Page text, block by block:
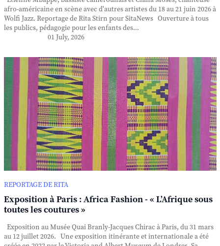
afro-américaine en scène avec d'autres artistes du 18 au 21 juin 2026 à
Wolfi Jazz. Reportage de Rita Stirn pour SitaNews Ouverture à tous
les publics, pédagogie pour les enfants des...
01 July, 2026
REPORTAGE DE RITA
Exposition à Paris : Africa Fashion - « L’Afrique sous
toutes les coutures »
Exposition au Musée Quai Branly-Jacques Chirac à Paris, du 31 mars
au 12 juillet 2026. Une exposition itinérante et internationale a été